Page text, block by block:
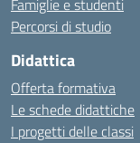
Famiglie e studenti
Percorsi di studio
Didattica
Offerta formativa
Le schede didattiche
I progetti delle classi